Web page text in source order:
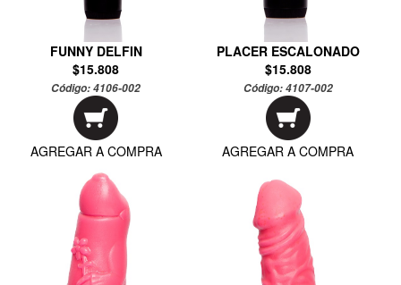
FUNNY DELFIN
$15.808
Código:4106-002
AGREGAR A COMPRA
PLACER ESCALONADO
$15.808
Código:4107-002
AGREGAR A COMPRA